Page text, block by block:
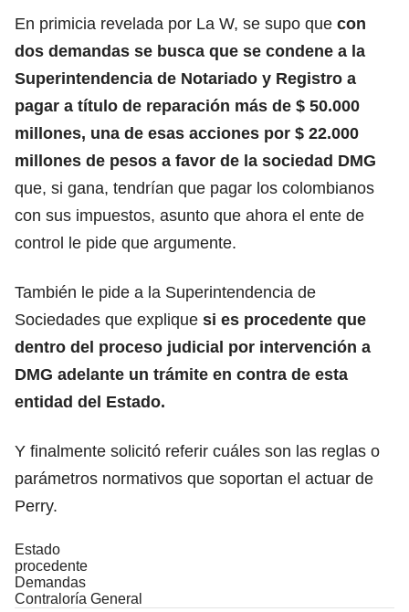
En primicia revelada por La W, se supo que con
dos demandas se busca que se condene a la
Superintendencia de Notariado y Registro a
pagar a título de reparación más de $ 50.000
millones, una de esas acciones por $ 22.000
millones de pesos a favor de la sociedad DMG
que, si gana, tendrían que pagar los colombianos
con sus impuestos, asunto que ahora el ente de
control le pide que argumente.
También le pide a la Superintendencia de
Sociedades que explique si es procedente que
dentro del proceso judicial por intervención a
DMG adelante un trámite en contra de esta
entidad del Estado.
Y finalmente solicitó referir cuáles son las reglas o
parámetros normativos que soportan el actuar de
Perry.
Estado
procedente
Demandas
Contraloría General